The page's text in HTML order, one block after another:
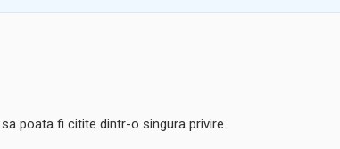
poata fi citite dintr-o singura privire.